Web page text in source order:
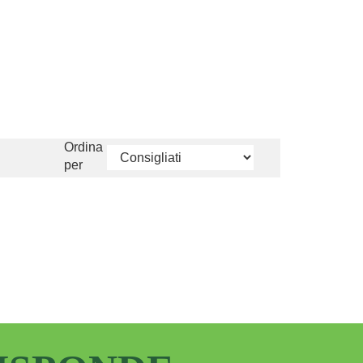
Ordina
per